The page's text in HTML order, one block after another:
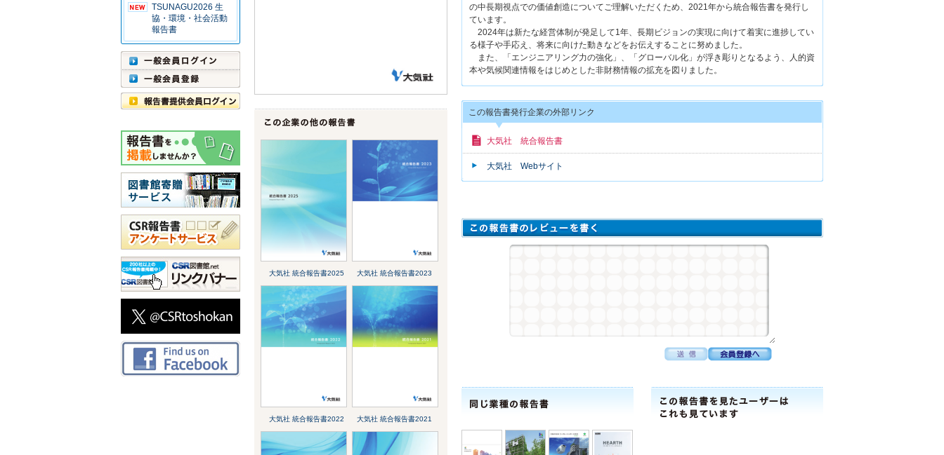
TSUNAGU2026 生
協・環境・社会活動
報告書
大気社 統合報告書2025 大気社 統合報告書2023
大気社 統合報告書2022 大気社 統合報告書2021
の中長期視点での価値創造についてご理解いただくため、2021年から統合報告書を発行し
ています。
2024年は新たな経営体制が発足して1年、長期ビジョンの実現に向けて着実に進捗してい
る様子や手応え、将来に向けた動きなどをお伝えすることに努めました。
また、「エンジニアリング力の強化」、「グローバル化」が浮き彫りとなるよう、人的資
本や気候関連情報をはじめとした非財務情報の拡充を図りました。
この報告書発行企業の外部リンク
大気社 統合報告書
大気社 Webサイト